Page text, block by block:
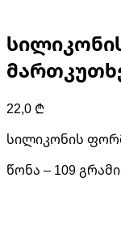
22,0 ₾
სილიკონის
წონა – 109 გრამი